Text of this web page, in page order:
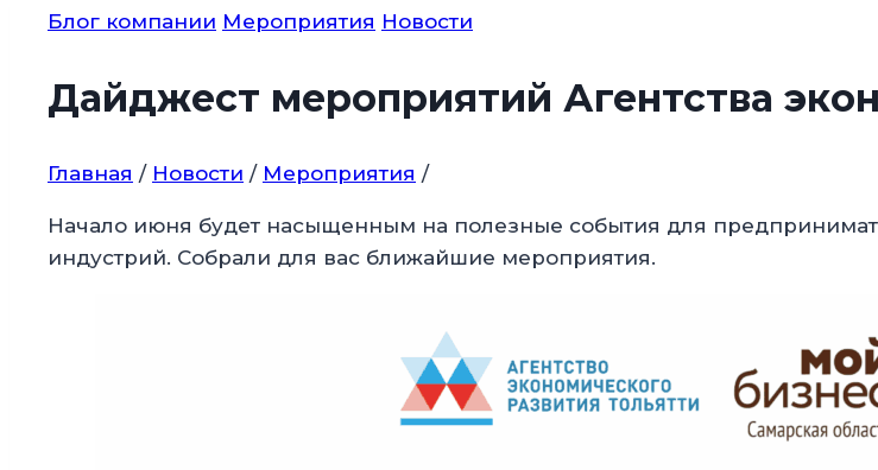
Блог компании Мероприятия Новости
Дайджест мероприятий Агентства
Главная / Новости / Мероприятия /
Начало июня будет насыщенным на полезные события для
индустрий. Собрали для вас ближайшие мероприятия.